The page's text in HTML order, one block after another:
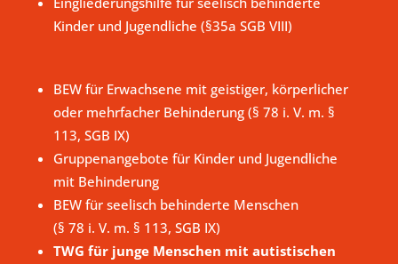
Kinder und Jugendliche (§35a SGB VIII)
BEW für Erwachsene mit geistiger, körperlicher
oder mehrfacher Behinderung (§ 78 i. V. m. §
113, SGB IX)
Gruppenangebote für Kinder und Jugendliche
mit Behinderung
BEW für seelisch behinderte Menschen
(§ 78 i. V. m. § 113, SGB IX)
TWG für junge Menschen mit autistischen